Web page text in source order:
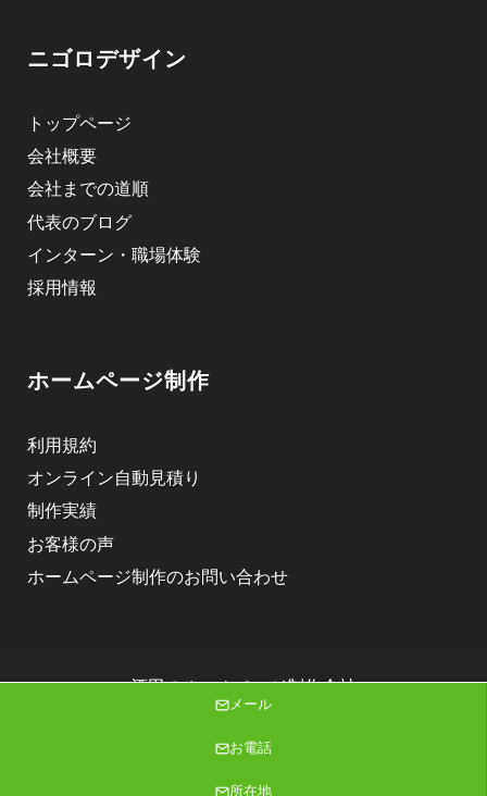
ニゴロデザイン
トップページ
会社概要
会社までの道順
代表のブログ
インターン・職場体験
採用情報
ホームページ制作
利用規約
オンライン自動見積り
制作実績
お客様の声
ホームページ制作のお問い合わせ
酒田のホームページ制作会社
株式会社ニゴロデザイン
Copyright (C) 2026 株式会社ニゴロデザイン All Rights Reserved.
メール
お電話
所在地